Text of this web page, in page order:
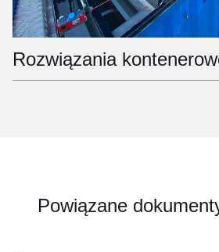
Rozwiązania
Powiązane